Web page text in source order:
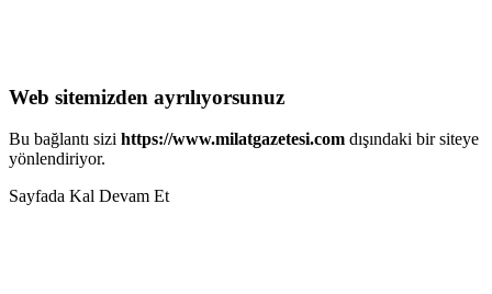
Web sitemizden ayrılıyorsunuz
Bu bağlantı sizi https://www.milatgazetesi.com dışındaki bir siteye
yönlendiriyor.
Sayfada Kal Devam Et